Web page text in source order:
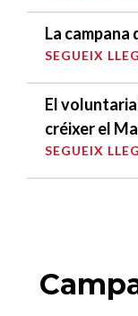
La campana
SEGUEIX
El
créixer el
SEGUEIX